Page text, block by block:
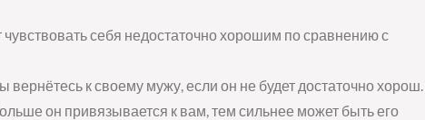
себя недостаточно хорошим по сравнению с
вернётесь к своему мужу, если он не будет достаточно хорош.
он привязывается к вам, тем сильнее может быть его